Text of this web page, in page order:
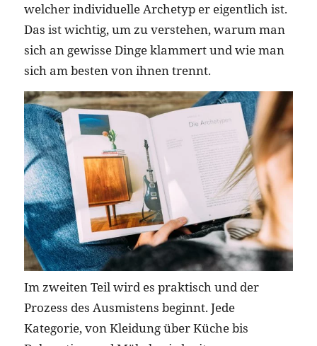
welcher individuelle Archetyp er eigentlich ist.
Das ist wichtig, um zu verstehen, warum man
sich an gewisse Dinge klammert und wie man
sich am besten von ihnen trennt.
Im zweiten Teil wird es praktisch und der
Prozess des Ausmistens beginnt. Jede
Kategorie, von Kleidung über Küche bis